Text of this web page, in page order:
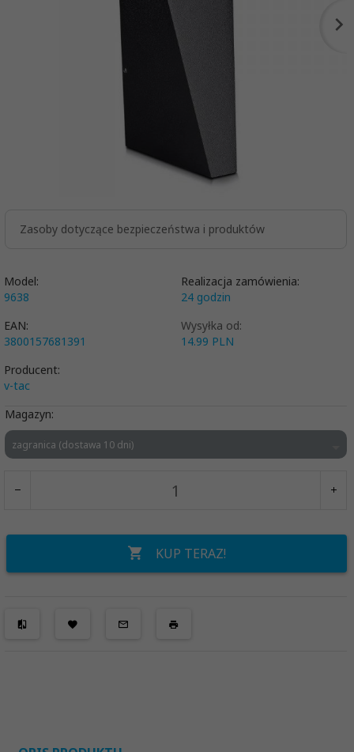
Zasoby dotyczące bezpieczeństwa i produktów
Model:
9638
Realizacja zamówienia:
24 godzin
EAN:
3800157681391
Wysyłka od:
14.99 PLN
Producent:
v-tac
Magazyn:
zagranica (dostawa 10 dni)
KUP TERAZ!